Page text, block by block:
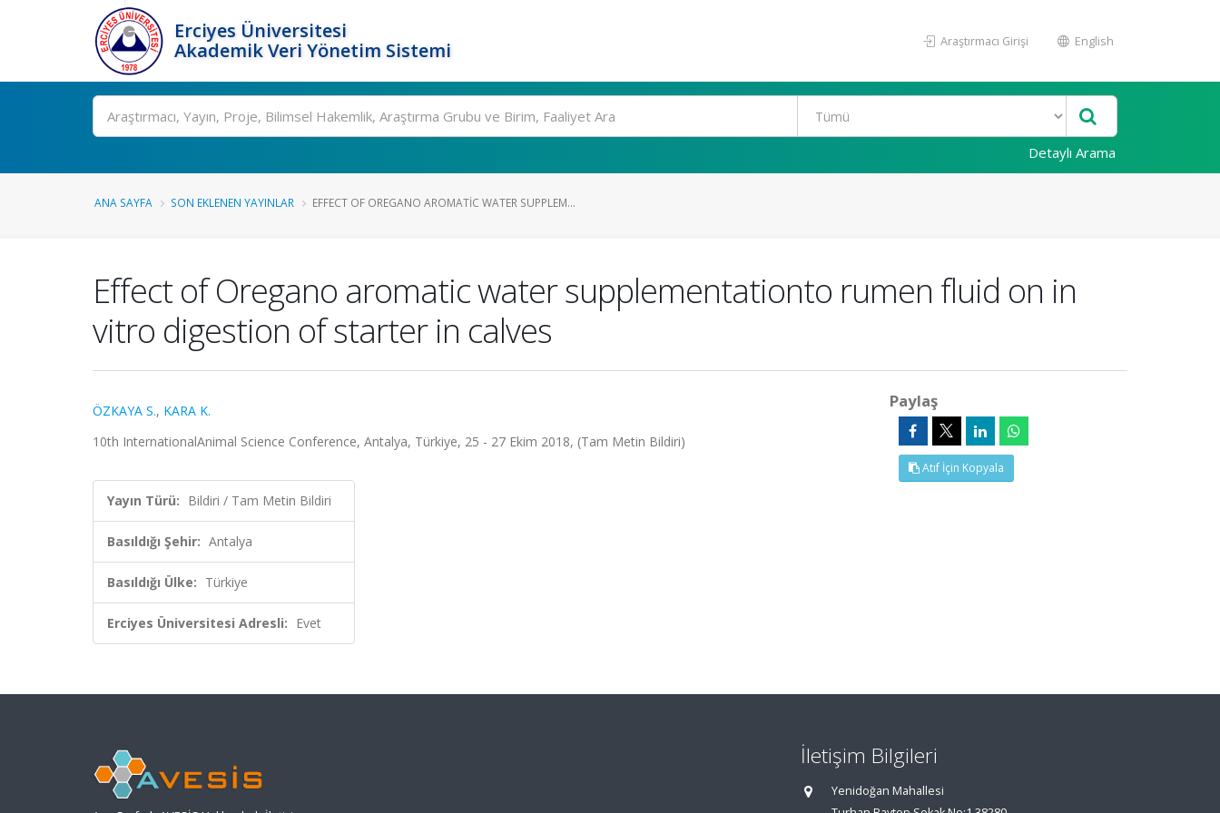
Erciyes Üniversitesi
Akademik Veri Yönetim Sistemi
Araştırmacı Girişi English
Ara
Detaylı Arama
ANA SAYFA SON EKLENEN YAYINLAR EFFECT OF OREGANO AROMATIC WATER SUPPLEM...
Effect of Oregano aromatic water supplementationto rumen fluid on in
vitro digestion of starter in calves
ÖZKAYA S., KARA K.
10th InternationalAnimal Science Conference, Antalya, Türkiye, 25 - 27 Ekim 2018, (Tam Metin Bildiri)
Yayın Türü: Bildiri / Tam Metin Bildiri
Basıldığı Şehir: Antalya
Basıldığı Ülke: Türkiye
Erciyes Üniversitesi Adresli: Evet
Paylaş
Atıf İçin Kopyala
İletişim Bilgileri
Yenidoğan Mahallesi